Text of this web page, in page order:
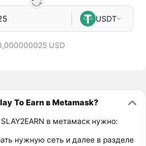
USDT
USD
To Earn в Metamask?
в метамаск нужно:
нужную сеть и далее в разделе